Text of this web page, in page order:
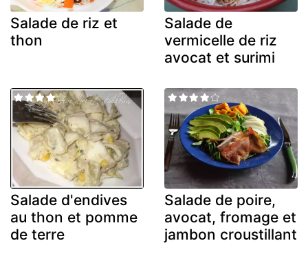
Salade de riz et
thon
Salade de
vermicelle de riz
avocat et surimi
Salade d'endives
au thon et pomme
de terre
Salade de poire,
avocat, fromage et
jambon croustillant